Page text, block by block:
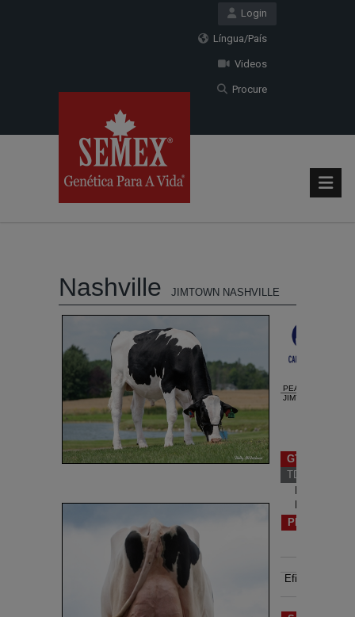
Login
Língua/País
Videos
Procure